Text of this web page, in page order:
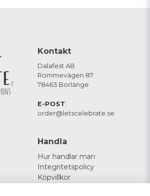
Kontakt
Dalafest AB
Rommevägen 87
78463 Borlänge
E-POST:
order@letscelebrate.se
Handla
Hur handlar man
Integritetspolicy
Köpvillkor